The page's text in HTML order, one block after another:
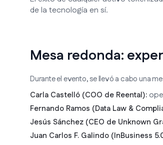
de la tecnología en sí.
Mesa redonda:
Durante el evento, se llevó a cabo una
Carla Castelló (COO de Reental):
Fernando Ramos (Data Law &
Jesús Sánchez (CEO de Unknown
Juan Carlos F. Galindo (InBusiness